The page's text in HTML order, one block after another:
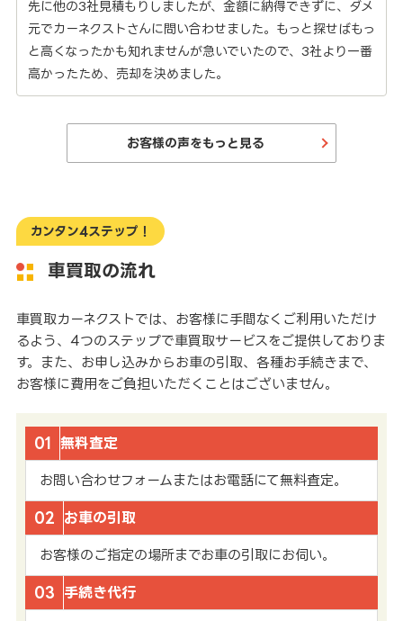
先に他の3社見積もりしましたが、金額に納得できずに、ダメ
元でカーネクストさんに問い合わせました。もっと探せばもっ
と高くなったかも知れませんが急いでいたので、3社より一番
高かったため、売却を決めました。
お客様の声をもっと見る
カンタン4ステップ！
車買取の流れ
車買取カーネクストでは、お客様に手間なくご利用いただけ
るよう、4つのステップで車買取サービスをご提供しておりま
す。また、お申し込みからお車の引取、各種お手続きまで、
お客様に費用をご負担いただくことはございません。
01 無料査定
お問い合わせフォームまたはお電話にて無料査定。
02 お車の引取
お客様のご指定の場所までお車の引取にお伺い。
03 手続き代行